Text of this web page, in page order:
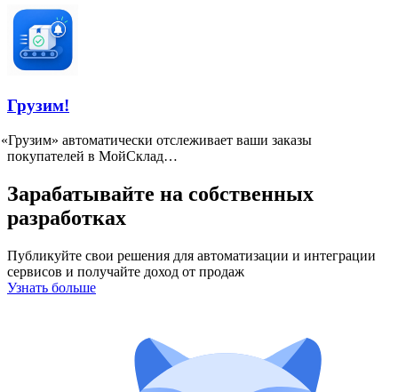
Грузим!
«Грузим» автоматически отслеживает ваши заказы
покупателей в МойСклад…
Зарабатывайте на собственных
разработках
Публикуйте свои решения для автоматизации и интеграции
сервисов и получайте доход от продаж
Узнать больше